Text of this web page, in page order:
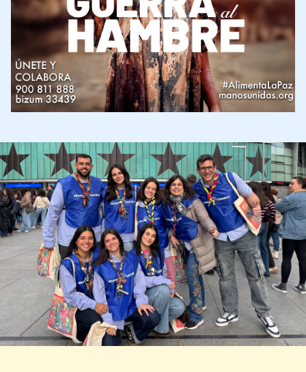
Imagen